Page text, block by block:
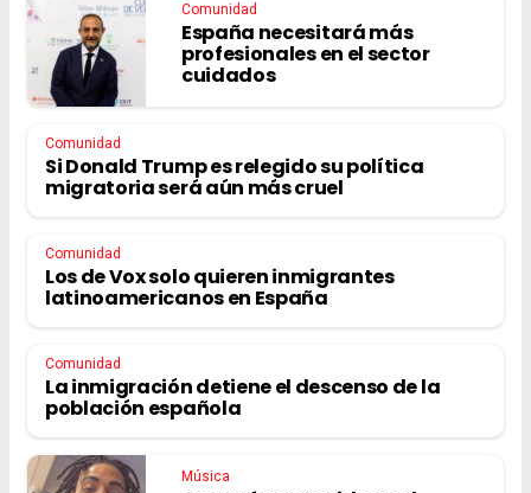
Comunidad
España necesitará más
profesionales en el sector
cuidados
Comunidad
Si Donald Trump es relegido su política
migratoria será aún más cruel
Comunidad
Los de Vox solo quieren inmigrantes
latinoamericanos en España
Comunidad
La inmigración detiene el descenso de la
población española
Música